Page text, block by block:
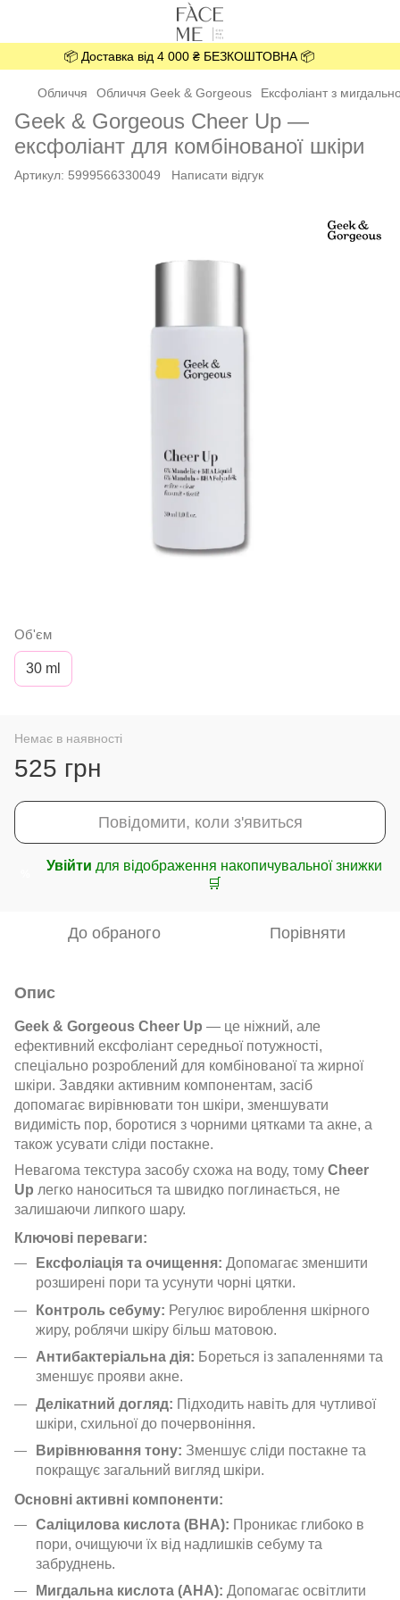
📦 Доставка від 4 000 ₴ БЕЗКОШТОВНА 📦
Обличчя Обличчя Geek & Gorgeous Ексфоліант з
Geek & Gorgeous Cheer Up —
ексфоліант для комбінованої шкіри
Артикул: 5999566330049 Написати відгук
Об'єм
30 ml
Немає в наявності
525 грн
Повідомити, коли з'явиться
Увійти для відображення накопичувальної знижки
🛒
До обраного Порівняти
Опис
Geek & Gorgeous Cheer Up — це ніжний, але
ефективний ексфоліант середньої потужності,
спеціально розроблений для комбінованої та жирної
шкіри. Завдяки активним компонентам, засіб
допомагає вирівнювати тон шкіри, зменшувати
видимість пор, боротися з чорними цятками та акне, а
також усувати сліди постакне.
Невагома текстура засобу схожа на воду, тому Cheer
Up легко наноситься та швидко поглинається, не
залишаючи липкого шару.
Ключові переваги:
Ексфоліація та очищення: Допомагає зменшити
розширені пори та усунути чорні цятки.
Контроль себуму: Регулює вироблення шкірного
жиру, роблячи шкіру більш матовою.
Антибактеріальна дія: Бореться із запаленнями та
зменшує прояви акне.
Делікатний догляд: Підходить навіть для чутливої
шкіри, схильної до почервоніння.
Вирівнювання тону: Зменшує сліди постакне та
покращує загальний вигляд шкіри.
Основні активні компоненти:
Саліцилова кислота (BHA): Проникає глибоко в
пори, очищуючи їх від надлишків себуму та
забруднень.
Мигдальна кислота (AHA): Допомагає освітлити